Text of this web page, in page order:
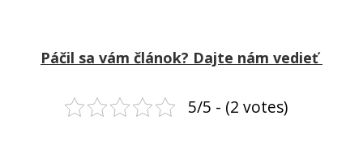
Páčil sa vám článok? Dajte nám vedieť
5/5 - (2 votes)